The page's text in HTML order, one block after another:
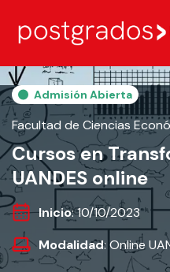
Admisión Abierta
Facultad de Ciencias
Cursos en
UANDES online
Inicio: 10/10/2023
Modalidad: Online